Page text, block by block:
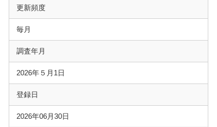
更新頻度
毎月
調査年月
2026年５月1日
登録日
2026年06月30日